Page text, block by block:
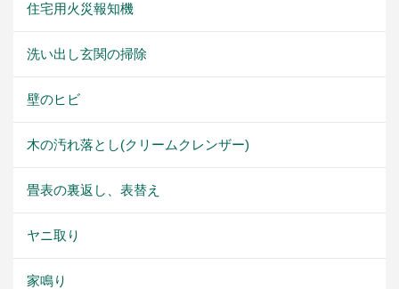
住宅用火災報知機
洗い出し玄関の掃除
壁のヒビ
木の汚れ落とし(クリームクレンザー)
畳表の裏返し、表替え
ヤニ取り
家鳴り